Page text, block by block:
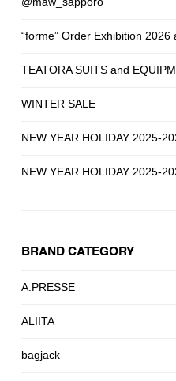
“forme” Order Exhibition 2026
TEATORA SUITS and
WINTER SALE
NEW YEAR HOLIDAY 2025-
NEW YEAR HOLIDAY 2025-
BRAND CATEGORY
A.PRESSE
ALIITA
bagjack